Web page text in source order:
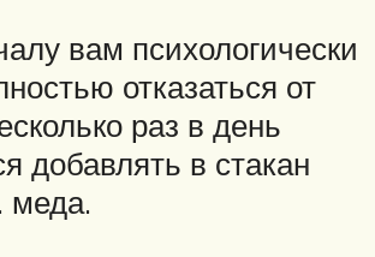
вам психологически
отказаться от
раз в день
добавлять в стакан
меда.